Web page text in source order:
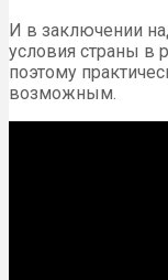
И в заключении
условия страны в
поэтому
возможным.